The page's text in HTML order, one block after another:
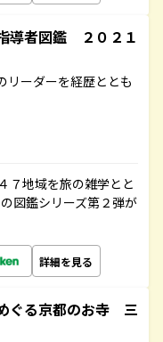
導者図鑑 ２０２１
リーダーを経歴ととも
７地域を旅の雑学とと
図鑑シリーズ第２弾が
詳細を見る
ぐる京都のお寺 三